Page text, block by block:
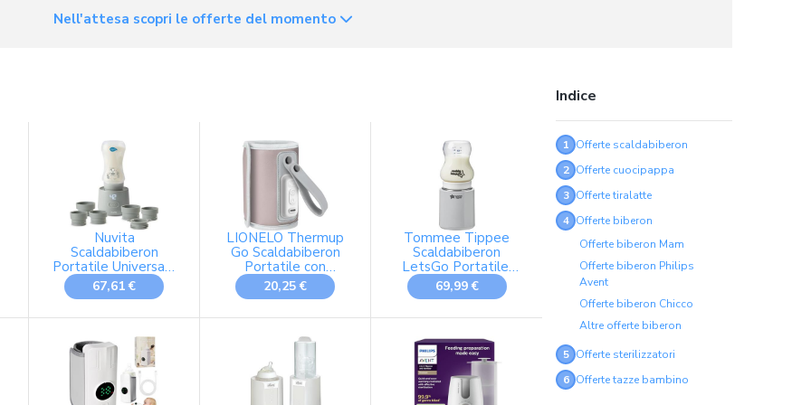
Nell'attesa scopri le offerte del momento
Indice
1 Offerte scaldabiberon
2 Offerte cuocipappa
3 Offerte tiralatte
4 Offerte biberon
Offerte biberon Mam
Offerte biberon Philips
Avent
Offerte biberon Chicco
Altre offerte biberon
5 Offerte sterilizzatori
6 Offerte tazze bambino
Nuvita
Scaldabiberon
Portatile Universale
Nuvita 1162
Warm'n'Go con USB
Impostazioni di
Temperatura, Facile
da trasportare con
Chiusura Ermetica,
Scalda fino a 8
67,61 €
LIONELO Thermup
Go Scaldabiberon
Portatile con
Alimentazione USB
20,25 €
Tommee Tippee
Scaldabiberon
LetsGo Portatile,
Ricaricabile con
USB, Scaldabiberon
Viaggio
69,99 €